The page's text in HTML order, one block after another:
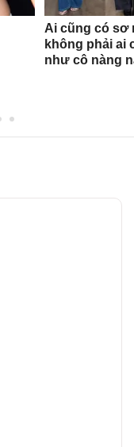
Ai cũng có sơ
không phải ai
như cô nàng